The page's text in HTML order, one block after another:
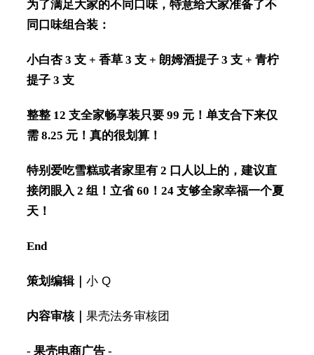
为了满足大家的不同口味，特意给大家准备了不
同口味组合装：
小白杏 3 支 + 香草 3 支 + 朗姆酒提子 3 支 + 青柠
提子 3 支
整整 12 支全家畅享装只要 99 元！单支合下来仅
需 8.25 元！真的很划算！
特别爱吃雪糕或者家里有 2 口人以上的，建议直
接闭眼入 2 组！ 立省 60！ 24 支够全家幸福一个夏
天！
End
策划编辑｜ 小 Q
内容审核｜ 果壳法务审核团
- 果壳电商广告 -